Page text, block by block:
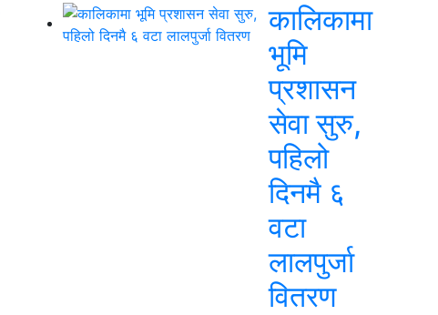
कालिकामा
भूमि
प्रशासन
सेवा सुरु,
पहिलो
दिनमै ६
वटा
लालपुर्जा
वितरण